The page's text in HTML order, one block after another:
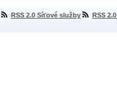
RSS 2.0 Síťové služby RSS